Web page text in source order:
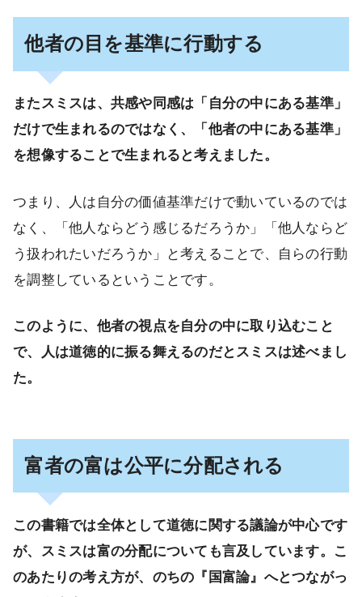
他者の目を基準に行動する
またスミスは、共感や同感は「自分の中にある基準」
だけで生まれるのではなく、「他者の中にある基準」
を想像することで生まれると考えました。
つまり、人は自分の価値基準だけで動いているのでは
なく、「他人ならどう感じるだろうか」「他人ならど
う扱われたいだろうか」と考えることで、自らの行動
を調整しているということです。
このように、他者の視点を自分の中に取り込むこと
で、人は道徳的に振る舞えるのだとスミスは述べまし
た。
富者の富は公平に分配される
この書籍では全体として道徳に関する議論が中心です
が、スミスは富の分配についても言及しています。こ
のあたりの考え方が、のちの『国富論』へとつながっ